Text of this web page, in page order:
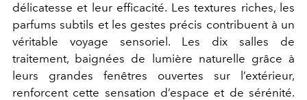
délicatesse et leur efficacité. Les textures riches, les
parfums subtils et les gestes précis contribuent à un
véritable voyage sensoriel. Les dix salles de
traitement, baignées de lumière naturelle grâce à
leurs grandes fenêtres ouvertes sur l’extérieur,
renforcent cette sensation d’espace et de sérénité.